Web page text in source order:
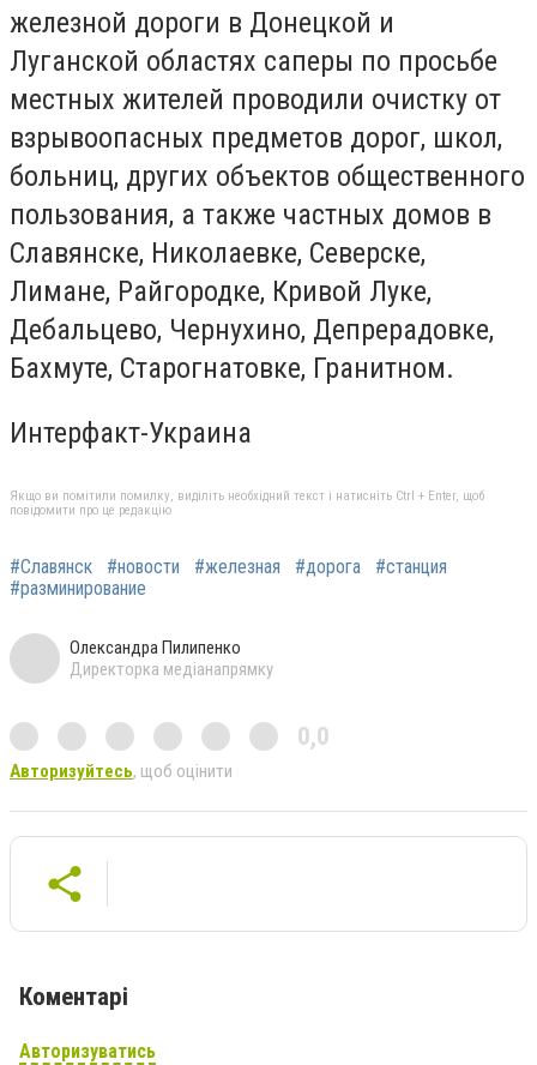
железной дороги в Донецкой и
Луганской областях саперы по просьбе
местных жителей проводили очистку от
взрывоопасных предметов дорог, школ,
больниц, других объектов общественного
пользования, а также частных домов в
Славянске, Николаевке, Северске,
Лимане, Райгородке, Кривой Луке,
Дебальцево, Чернухино, Депрерадовке,
Бахмуте, Старогнатовке, Гранитном.
Интерфакт-Украина
Якщо ви помітили помилку, виділіть необхідний текст і натисніть Ctrl + Enter, щоб
повідомити про це редакцію
#Славянск #новости #железная #дорога
#станция
#разминирование
Олександра Пилипенко
Директорка медіанапрямку
0,0
Авторизуйтесь, щоб оцінити
Коментарі
Авторизуватись